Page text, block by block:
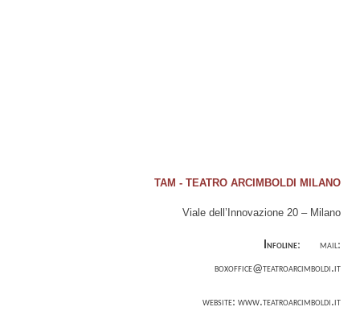
TAM - TEATRO ARCIMBOLDI MILANO
Viale dell’Innovazione 20 – Milano
Infoline:
mail:
boxoffice@teatroarcimboldi.it
website: www.teatroarcimboldi.it